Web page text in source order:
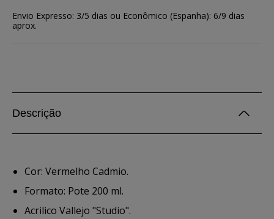
Envio Expresso: 3/5 dias ou Econômico (Espanha): 6/9 dias
aprox.
Descrição
Cor: Vermelho Cadmio.
Formato: Pote 200 ml.
Acrilico Vallejo "Studio".